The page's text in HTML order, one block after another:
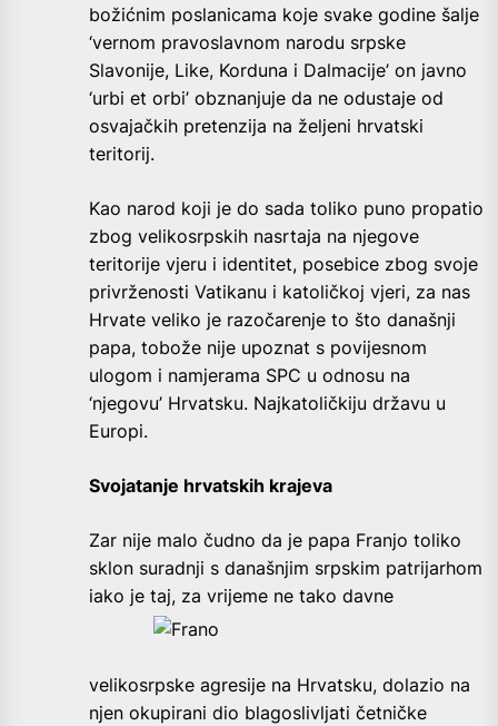
božićnim poslanicama koje svake godine šalje
‘vernom pravoslavnom narodu srpske
Slavonije, Like, Korduna i Dalmacije’ on javno
‘urbi et orbi’ obznanjuje da ne odustaje od
osvajačkih pretenzija na željeni hrvatski
teritorij.
Kao narod koji je do sada toliko puno propatio
zbog velikosrpskih nasrtaja na njegove
teritorije vjeru i identitet, posebice zbog svoje
privrženosti Vatikanu i katoličkoj vjeri, za nas
Hrvate veliko je razočarenje to što današnji
papa, tobože nije upoznat s povijesnom
ulogom i namjerama SPC u odnosu na
‘njegovu’ Hrvatsku. Najkatoličkiju državu u
Europi.
Svojatanje hrvatskih krajeva
Zar nije malo čudno da je papa Franjo toliko
sklon suradnji s današnjim srpskim patrijarhom
iako je taj, za vrijeme ne tako davne
velikosrpske agresije na Hrvatsku, dolazio na
njen okupirani dio blagoslivljati četničke